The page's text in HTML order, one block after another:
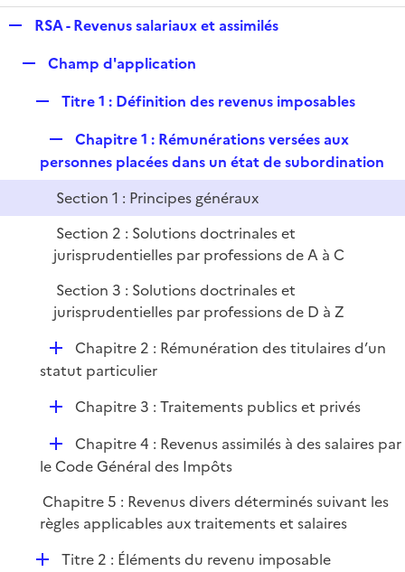
p
RSA - Revenus salariaux et assimilés
p
e
Champ d'application
p
l
i
e
r
Titre 1 : Définition des revenus imposables
e
p
l
e
Chapitre 1 : Rémunérations versées aux
personnes placées dans un état de subordination
Section 1 : Principes généraux
Section 2 : Solutions doctrinales et
jurisprudentielles par professions de A à C
Section 3 : Solutions doctrinales et
jurisprudentielles par professions de D à Z
D
é
r
Chapitre 2 : Rémunération des titulaires d’un
statut particulier
D
l
e
r
Chapitre 3 : Traitements publics et privés
D
é
l
i
e
Chapitre 4 : Revenus assimilés à des salaires par
le Code Général des Impôts
Chapitre 5 : Revenus divers déterminés suivant les
règles applicables aux traitements et salaires
DTitre 2 : Éléments du revenu imposable